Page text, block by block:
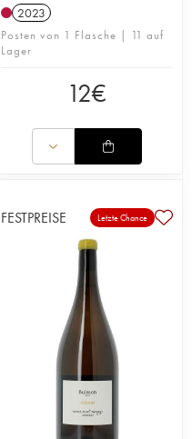
2023
Posten von 1 Flasche | 11 auf
Lager
12€
FESTPREISE Letzte Chance